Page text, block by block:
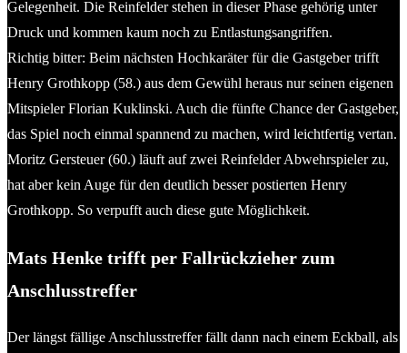
Gelegenheit. Die Reinfelder stehen in dieser Phase gehörig unter
Druck und kommen kaum noch zu Entlastungsangriffen.
Richtig bitter: Beim nächsten Hochkaräter für die Gastgeber trifft
Henry Grothkopp (58.) aus dem Gewühl heraus nur seinen eigenen
Mitspieler Florian Kuklinski. Auch die fünfte Chance der Gastgeber,
das Spiel noch einmal spannend zu machen, wird leichtfertig vertan.
Moritz Gersteuer (60.) läuft auf zwei Reinfelder Abwehrspieler zu,
hat aber kein Auge für den deutlich besser postierten Henry
Grothkopp. So verpufft auch diese gute Möglichkeit.
Mats Henke trifft per Fallrückzieher zum
Anschlusstreffer
Der längst fällige Anschlusstreffer fällt dann nach einem Eckball, als